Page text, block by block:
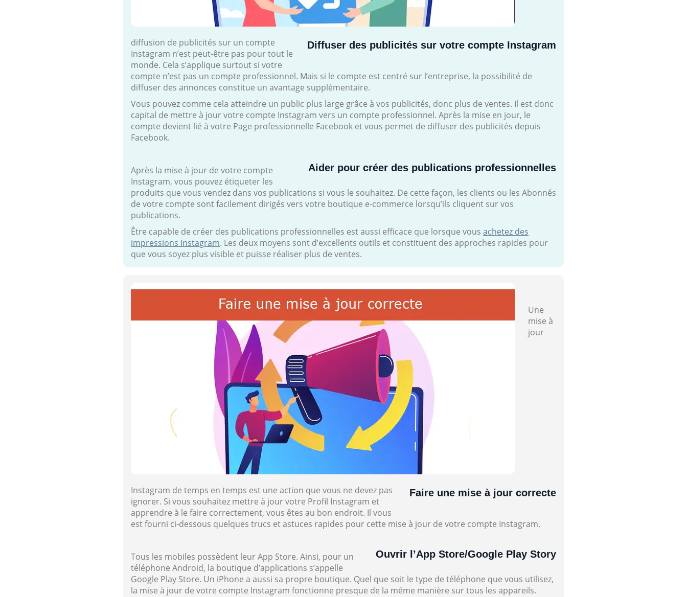
Diffuser des publicités sur votre compte Instagram
diffusion de publicités sur un compte
Instagram n’est peut-être pas pour tout le
monde. Cela s’applique surtout si votre
compte n’est pas un compte professionnel. Mais si le compte est centré sur l’entreprise, la possibilité de
diffuser des annonces constitue un avantage supplémentaire.
Vous pouvez comme cela atteindre un public plus large grâce à vos publicités, donc plus de ventes. Il est donc
capital de mettre à jour votre compte Instagram vers un compte professionnel. Après la mise en jour, le
compte devient lié à votre Page professionnelle Facebook et vous permet de diffuser des publicités depuis
Facebook.
Aider pour créer des publications professionnelles
Après la mise à jour de votre compte
Instagram, vous pouvez étiqueter les
produits que vous vendez dans vos publications si vous le souhaitez. De cette façon, les clients ou les Abonnés
de votre compte sont facilement dirigés vers votre boutique e-commerce lorsqu’ils cliquent sur vos
publications.
Être capable de créer des publications professionnelles est aussi efficace que lorsque vous achetez des
impressions Instagram. Les deux moyens sont d’excellents outils et constituent des approches rapides pour
que vous soyez plus visible et puisse réaliser plus de ventes.
Faire une mise à jour correcte
Une
mise à
jour
Instagram de temps en temps est une action que vous ne devez pas
ignorer. Si vous souhaitez mettre à jour votre Profil Instagram et
apprendre à le faire correctement, vous êtes au bon endroit. Il vous
est fourni ci-dessous quelques trucs et astuces rapides pour cette mise à jour de votre compte Instagram.
Ouvrir l’App Store/Google Play Story
Tous les mobiles possèdent leur App Store. Ainsi, pour un
téléphone Android, la boutique d’applications s’appelle
Google Play Store. Un iPhone a aussi sa propre boutique. Quel que soit le type de téléphone que vous utilisez,
la mise à jour de votre compte Instagram fonctionne presque de la même manière sur tous les appareils.